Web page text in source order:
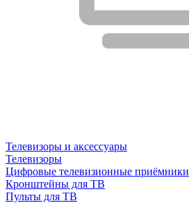
Телевизоры и аксессуары
Телевизоры
Цифровые телевизионные приёмники
Кронштейны для ТВ
Пульты для ТВ